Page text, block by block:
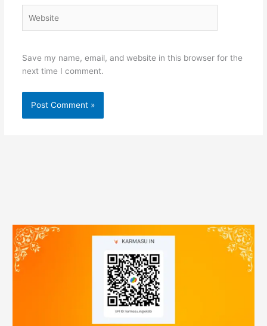
Save my name, email, and website in this browser for the
next time I comment.